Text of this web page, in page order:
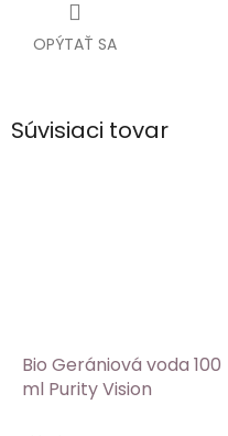
OPÝTAŤ SA
Súvisiaci tovar
Bio Gerániová voda 100
ml Purity Vision